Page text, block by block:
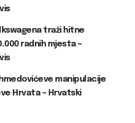
traži hitne
radnih mjesta –
manipulacije
Hrvata – Hrvatski